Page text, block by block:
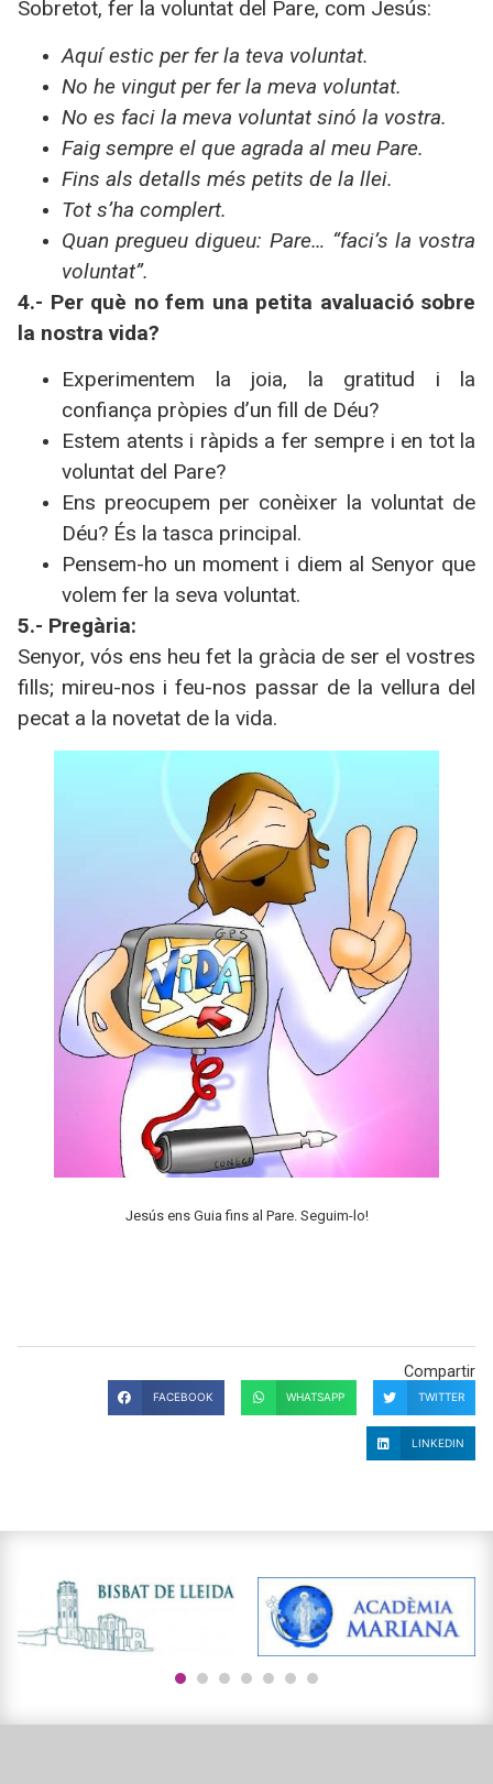
Sobretot, fer la voluntat del Pare, com Jesús:
Aquí estic per fer la teva voluntat.
No he vingut per fer la meva voluntat.
No es faci la meva voluntat sinó la vostra.
Faig sempre el que agrada al meu Pare.
Fins als detalls més petits de la llei.
Tot s’ha complert.
Quan pregueu digueu: Pare… “faci’s la vostra
voluntat”.
4.- Per què no fem una petita avaluació sobre
la nostra vida?
Experimentem la joia, la gratitud i la
confiança pròpies d’un fill de Déu?
Estem atents i ràpids a fer sempre i en tot la
voluntat del Pare?
Ens preocupem per conèixer la voluntat de
Déu? És la tasca principal.
Pensem-ho un moment i diem al Senyor que
volem fer la seva voluntat.
5.- Pregària:
Senyor, vós ens heu fet la gràcia de ser el vostres
fills; mireu-nos i feu-nos passar de la vellura del
pecat a la novetat de la vida.
Jesús ens Guia fins al Pare. Seguim-lo!
Compartir
FACEBOOK WHATSAPP TWITTER
LINKEDIN